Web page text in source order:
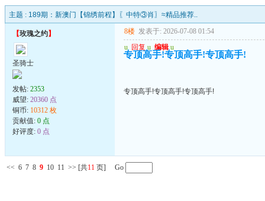
主题 : 189期：新澳门【锦绣前程】〖中特③肖〗≈精品推荐..
【玫瑰之约】
圣骑士
发帖: 2353
威望: 20360 点
铜币: 10312 枚
贡献值: 0 点
好评度: 0 点
8楼 发表于: 2026-07-08 01:54
u 回复 u 编辑 u
专顶高手!专顶高手!专顶高手!
专顶高手!专顶高手!专顶高手!
<< 6 7 8 9 10 11 >> [共11 页] Go